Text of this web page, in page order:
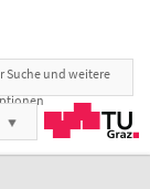
Suche und weitere